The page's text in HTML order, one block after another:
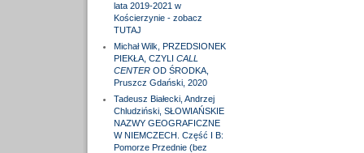
lata 2019-2021 w
Kościerzynie - zobacz
TUTAJ
Michał Wilk, PRZEDSIONEK
PIEKŁA, CZYLI CALL
CENTEROD ŚRODKA,
Pruszcz Gdański, 2020
Tadeusz Białecki, Andrzej
Chludziński, SŁOWIAŃSKIE
NAZWY GEOGRAFICZNE
W NIEMCZECH. Część I B:
Pomorze Przednie (bez